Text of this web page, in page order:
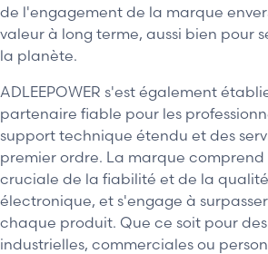
de l'engagement de la marque
valeur à long terme, aussi bien pour
la planète.
ADLEEPOWER s'est également
partenaire fiable pour les
support technique étendu et des
premier ordre. La marque
cruciale de la fiabilité et de la
électronique, et s'engage à
chaque produit. Que ce soit pour
industrielles, commerciales ou